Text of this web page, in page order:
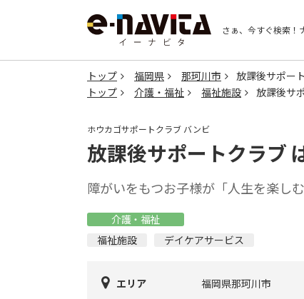
さぁ、今すぐ検索！
トップ 福岡県 那珂川市
放課後サポー
トップ
介護・福祉 福祉施設 放課後サ
ホウカゴサポートクラブ バンビ
放課後サポートクラブ
障がいをもつお子様が「人生を楽し
介護・福祉
福祉施設
デイケアサービス
エリア
福岡県那珂川市